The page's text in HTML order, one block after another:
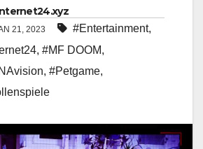
21, 2023 #Entertainment,
, #MF DOOM,
, #Petgame,